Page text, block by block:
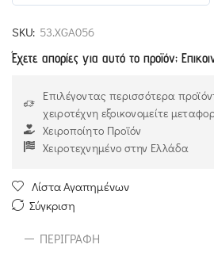
5out of 5
SKU: 53.XGA056
Έχετε απορίες για αυτό το προϊόν;
Επιλέγοντας περισσότερα
χειροτέχνη εξοικονομείτε
Χειροποίητο Προϊόν
Χειροτεχνημένο στην Ελλάδα
Λίστα Αγαπημένων
Σύγκριση
ΠΕΡΙΓΡΑΦΉ